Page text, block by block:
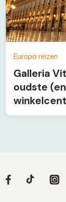
Europa reizen
Galleria
oudste
Volg
Social
Volg
Volg